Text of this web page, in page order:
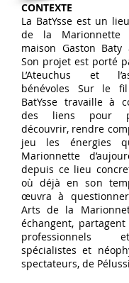
CONTEXTE
La BatYsse est un
de la
maison Gaston Baty
Son projet est porté
L’Ateuchus et
bénévoles Sur le
BatYsse travaille à
des liens pour
découvrir, rendre
jeu les énergies
Marionnette
depuis ce lieu
où déjà en son
œuvra à
Arts de la
échangent,
professionnels
spécialistes et
spectateurs, de